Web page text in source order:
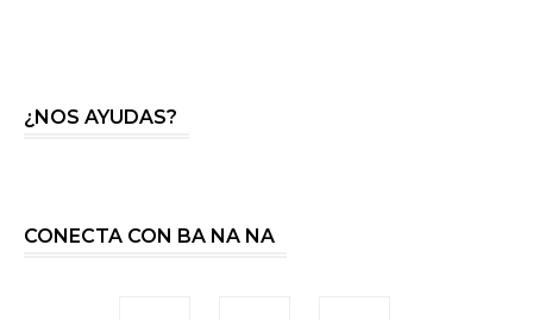
¿NOS AYUDAS?
CONECTA CON BA NA NA